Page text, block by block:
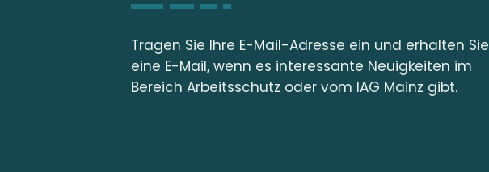
Tragen Sie Ihre E-Mail-Adresse ein und erhalten Sie
eine E-Mail, wenn es interessante Neuigkeiten im
Bereich Arbeitsschutz oder vom IAG Mainz gibt.